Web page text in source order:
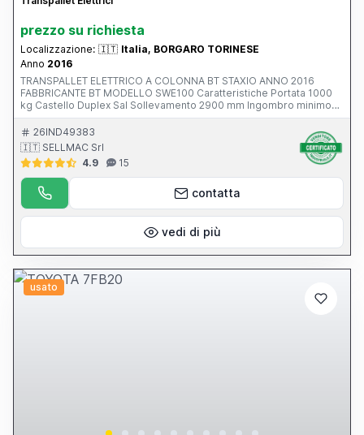
prezzo su richiesta
Localizzazione: 🇮🇹 Italia, BORGARO TORINESE
Anno 2016
TRANSPALLET ELETTRICO A COLONNA BT STAXIO ANNO 2016
FABBRICANTE BT MODELLO SWE100 Caratteristiche Portata 1000
kg Castello Duplex Sal Sollevamento 2900 mm Ingombro minimo
1951 mm Forche lunghezza 1150 mm Ruota trazione in topthane
Rulli forche singoli in poliuretano Ruote pivottanti in poliuretano
Protezione anticesoiamento in plexiglass Completo di batteria
24V/225Ah con rabbocco automatico e tanica Raddrizzatore a
risparmio energetico Fronius mod. Selectiva 2040 Macchina
provvista di manuale operatore Tutti i dati tecnici riportati sono
indicativi e possono essere modificati senza preavviso e pertanto
essi non devono essere ritenuti impegnativi
26IND49383
🇮🇹 SELLMAC Srl
4.9
15
contatta
vedi di più
usato